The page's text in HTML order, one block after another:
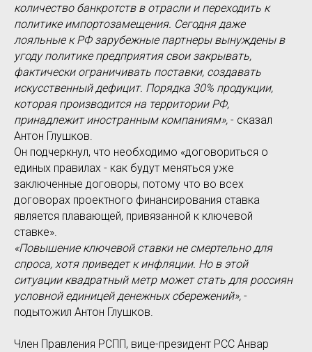
количество банкротств в отрасли и переходить к
политике импортозамещения. Сегодня даже
лояльные к РФ зарубежные партнеры вынуждены в
угоду политике предприятия свои закрывать,
фактически ограничивать поставки, создавать
искусственный дефицит. Порядка 30% продукции,
которая производится на территории РФ,
принадлежит иностранным компаниям», - сказал
Антон Глушков.
Он подчеркнул, что необходимо «договориться о
единых правилах - как будут меняться уже
заключенные договоры, потому что во всех
договорах проектного финансирования ставка
является плавающей, привязанной к ключевой
ставке».
«Повышение ключевой ставки не смертельно для
спроса, хотя приведет к инфляции. Но в этой
ситуации квадратный метр может стать для россиян
условной единицей денежных сбережений», -
подытожил Антон Глушков.
Член Правления РСПП, вице-президент РСС Анвар